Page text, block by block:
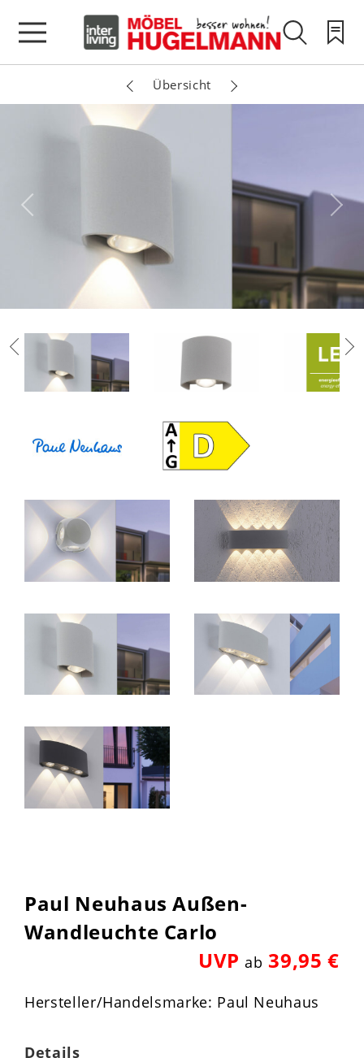
Übersicht
Paul Neuhaus Außen-
Wandleuchte Carlo
UVPab 39,95 €
Hersteller/Handelsmarke: Paul Neuhaus
Details